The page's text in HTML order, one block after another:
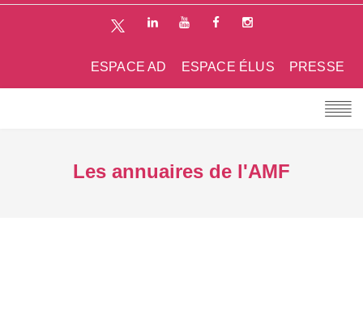
PRESSE
ESPACE ÉLUS
ESPACE AD
Les annuaires de l'AMF